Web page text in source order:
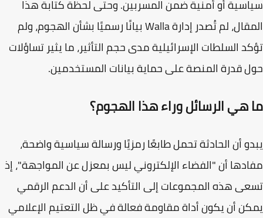
أو أمنية ضمن المسربين. وحتى لحظة كتابة هذا
المقال، لم تُصدر إدارة Walla بيانًا رسميًا بشأن الهجوم، ولم
السلطات الإسرائيلية مدى حجم التأثير، ما يثير تساؤلات
قدرة المنصة على حماية بيانات المستخدمين.
هي الرسائل وراء هذا الهجوم؟
أن الحادثة تحمل طابعًا رمزيًا ورسالة سياسية واضحة،
أن "الفضاء الإلكتروني ليس بمعزل عن المواجهة"، إذ
هذه المجموعات إلى التأكيد على أن الدعم الرقمي
أن يكون أداة مقاومة فعالة في ظل التعتيم الإعلامي